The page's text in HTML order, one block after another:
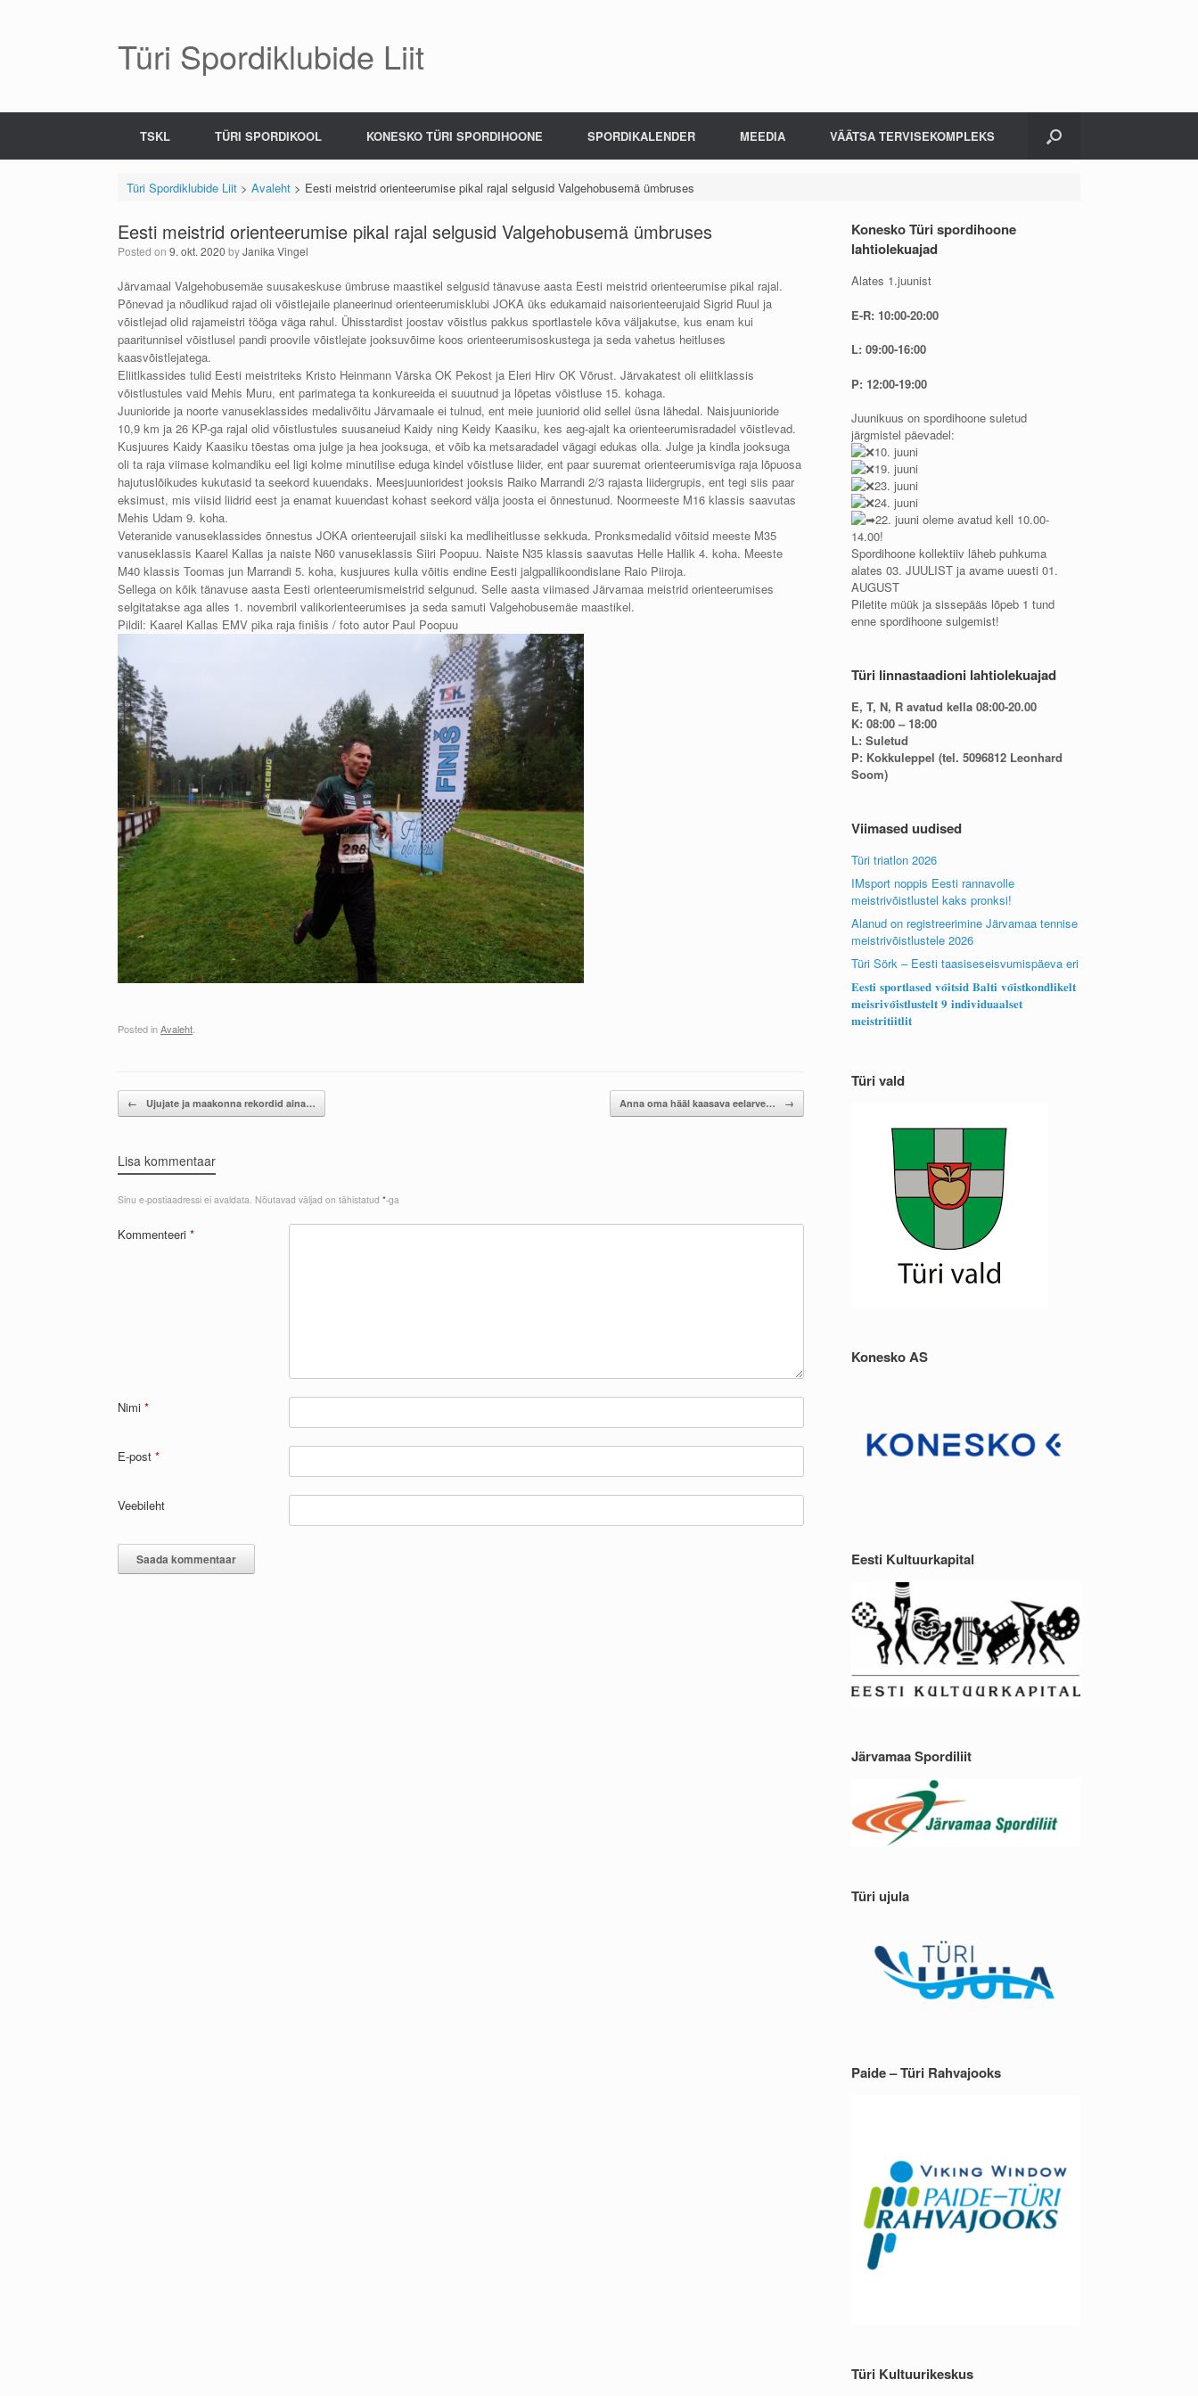
Türi Spordiklubide Liit
TSKL TÜRI SPORDIKOOL KONESKO TÜRI SPORDIHOONE SPORDIKALENDER MEEDIA VÄÄTSA TERVISEKOMPLEKS
Türi Spordiklubide Liit> Avaleht> Eesti meistrid orienteerumise pikal rajal selgusid Valgehobusemä ümbruses
Eesti meistrid orienteerumise pikal rajal selgusid Valgehobusemä ümbruses
Posted on 9. okt. 2020 byJanika Vingel
Järvamaal Valgehobusemäe suusakeskuse ümbruse maastikel selgusid tänavuse aasta Eesti meistrid orienteerumise pikal rajal.
Põnevad ja nõudlikud rajad oli võistlejaile planeerinud orienteerumisklubi JOKA üks edukamaid naisorienteerujaid Sigrid Ruul ja
võistlejad olid rajameistri tööga väga rahul. Ühisstardist joostav võistlus pakkus sportlastele kõva väljakutse, kus enam kui
paaritunnisel võistlusel pandi proovile võistlejate jooksuvõime koos orienteerumisoskustega ja seda vahetus heitluses
kaasvõistlejatega.
Eliitlkassides tulid Eesti meistriteks Kristo Heinmann Värska OK Pekost ja Eleri Hirv OK Võrust. Järvakatest oli eliitklassis
võistlustules vaid Mehis Muru, ent parimatega ta konkureeida ei suuutnud ja lõpetas võistluse 15. kohaga.
Juunioride ja noorte vanuseklassides medalivõitu Järvamaale ei tulnud, ent meie juuniorid olid sellel üsna lähedal. Naisjuunioride
10,9 km ja 26 KP-ga rajal olid võistlustules suusaneiud Kaidy ning Keidy Kaasiku, kes aeg-ajalt ka orienteerumisradadel võistlevad.
Kusjuures Kaidy Kaasiku tõestas oma julge ja hea jooksuga, et võib ka metsaradadel vägagi edukas olla. Julge ja kindla jooksuga
oli ta raja viimase kolmandiku eel ligi kolme minutilise eduga kindel võistluse liider, ent paar suuremat orienteerumisviga raja lõpuosa
hajutuslõikudes kukutasid ta seekord kuuendaks. Meesjuunioridest jooksis Raiko Marrandi 2/3 rajasta liidergrupis, ent tegi siis paar
eksimust, mis viisid liidrid eest ja enamat kuuendast kohast seekord välja joosta ei õnnestunud. Noormeeste M16 klassis saavutas
Mehis Udam 9. koha.
Veteranide vanuseklassides õnnestus JOKA orienteerujail siiski ka medliheitlusse sekkuda. Pronksmedalid võitsid meeste M35
vanuseklassis Kaarel Kallas ja naiste N60 vanuseklassis Siiri Poopuu. Naiste N35 klassis saavutas Helle Hallik 4. koha. Meeste
M40 klassis Toomas jun Marrandi 5. koha, kusjuures kulla võitis endine Eesti jalgpallikoondislane Raio Piiroja.
Sellega on kõik tänavuse aasta Eesti orienteerumismeistrid selgunud. Selle aasta viimased Järvamaa meistrid orienteerumises
selgitatakse aga alles 1. novembril valikorienteerumises ja seda samuti Valgehobusemäe maastikel.
Pildil: Kaarel Kallas EMV pika raja finišis / foto autor Paul Poopuu
Posted inAvaleht
Post navigation
← Ujujate ja maakonna rekordid aina… Anna oma hääl kaasava eelarve… →
Lisa kommentaar
Sinu e-postiaadressi ei avaldata. Nõutavad väljad on tähistatud *-ga
Kommenteeri *
Nimi *
E-post *
Veebileht
Konesko Türi spordihoone
lahtiolekuajad
Alates 1.juunist
E-R: 10:00-20:00
L: 09:00-16:00
P: 12:00-19:00
Juunikuus on spordihoone suletud
järgmistel päevadel:
10. juuni
19. juuni
23. juuni
24. juuni
22. juuni oleme avatud kell 10.00-
14.00!
Spordihoone kollektiiv läheb puhkuma
alates 03. JUULIST ja avame uuesti 01.
AUGUST
Piletite müük ja sissepääs lõpeb 1 tund
enne spordihoone sulgemist!
Türi linnastaadioni lahtiolekuajad
E, T, N, R avatud kella 08:00-20.00
K: 08:00 – 18:00
L: Suletud
P: Kokkuleppel (tel. 5096812 Leonhard
Soom)
Viimased uudised
Türi triatlon 2026
IMsport noppis Eesti rannavolle
meistrivõistlustel kaks pronksi!
Alanud on registreerimine Järvamaa tennise
meistrivõistlustele 2026
Türi Sörk – Eesti taasiseseisvumispäeva eri
𝐄𝐞𝐬𝐭𝐢 𝐬𝐩𝐨𝐫𝐭𝐥𝐚𝐬𝐞𝐝 𝐯𝐨̃𝐢𝐭𝐬𝐢𝐝 𝐁𝐚𝐥𝐭𝐢 𝐯𝐨̃𝐢𝐬𝐭𝐤𝐨𝐧𝐝𝐥𝐢𝐤𝐞𝐥𝐭
𝐦𝐞𝐢𝐬𝐫𝐢𝐯𝐨̃𝐢𝐬𝐭𝐥𝐮𝐬𝐭𝐞𝐥𝐭 𝟗 𝐢𝐧𝐝𝐢𝐯𝐢𝐝𝐮𝐚𝐚𝐥𝐬𝐞𝐭
𝐦𝐞𝐢𝐬𝐭𝐫𝐢𝐭𝐢𝐢𝐭𝐥𝐢𝐭
Türi vald
Konesko AS
Eesti Kultuurkapital
Järvamaa Spordiliit
Türi ujula
Paide – Türi Rahvajooks
Türi Kultuurikeskus